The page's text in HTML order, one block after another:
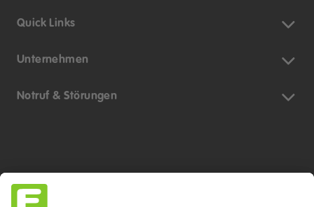
Quick Links
Unternehmen
Notruf & Störungen